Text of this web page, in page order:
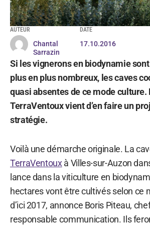
AUTEUR
Chantal
Sarrazin
DATE
17.10.2016
Si les vignerons en biodynamie
plus en plus nombreux, les caves
quasi absentes de ce mode culture.
TerraVentoux vient d’en faire un
stratégie.
Voilà une démarche originale. La
TerraVentouxà Villes-sur-Auzon
lance dans la viticulture en
hectares vont être cultivés selon ce
d’ici 2017, annonce Boris Piteau,
responsable communication. Ils